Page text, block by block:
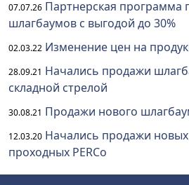
07.07.26 Партнерская программа
шлагбаумов с выгодой до 30%
02.03.22 Изменение цен на
28.09.21 Начались продажи
складной стрелой
30.08.21 Продажи нового
12.03.20 Начались продажи
проходных PERCo